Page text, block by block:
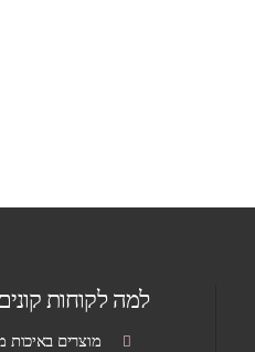
למה לקוחות
מוצרים באיכות